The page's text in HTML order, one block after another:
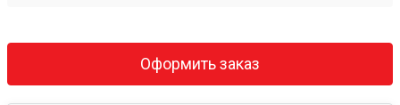
Оформить заказ